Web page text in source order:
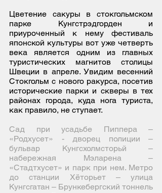
Цветение сакуры в стокгольмском
парке Кунгстрэдгорден и
приуроченный к нему фестиваль
японской культуры вот уже четверть
века является одним из главных
туристических магнитов столицы
Швеции в апреле. Увидим весенний
Стокгольм с нового ракурса, посетив
исторические парки и скверы в тех
районах города, куда нога туриста,
как правило, не ступает.
Сад при усадьбе Пиппера –
«Родхусет» - дворец полиции –
бульвар Кунгсхолмсторьй –
набережная Мэларена –
«Стадтхусет» и парк при нем. Метро
до станции Хёторьет – улица
Кунгсгатан – Брункебергский тоннель